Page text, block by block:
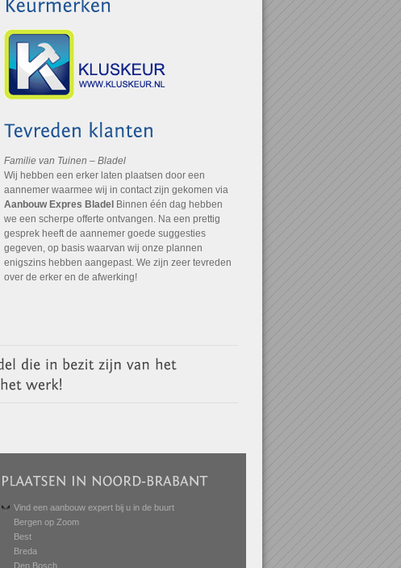
Familie van Tuinen – Bladel
Wij hebben een erker laten plaatsen door een
aannemer waarmee wij in contact zijn gekomen via
Aanbouw Expres Bladel Binnen één dag hebben
we een scherpe offerte ontvangen. Na een prettig
gesprek heeft de aannemer goede suggesties
gegeven, op basis waarvan wij onze plannen
enigszins hebben aangepast. We zijn zeer tevreden
over de erker en de afwerking!
Vind een aanbouw expert bij u in de buurt
Bergen op Zoom
Best
Breda
Den Bosch